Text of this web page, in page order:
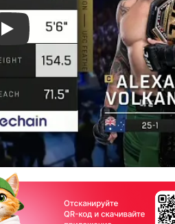
Смотреть видео YouTube